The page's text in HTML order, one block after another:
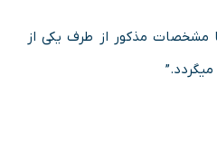
مشخصات مذکور از طرف یکی از